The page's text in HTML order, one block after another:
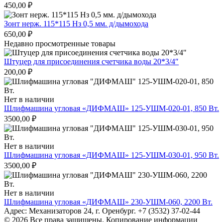
450,00 ₽
Зонт нерж. 115*115 Нз 0,5 мм. д/дымохода
650,00 ₽
Недавно просмотренные товары
Штуцер для присоединения счетчика воды 20*3/4″
200,00 ₽
Нет в наличии
Шлифмашина угловая «ДИФМАШ» 125-УШМ-020-01, 850 Вт.
3500,00 ₽
Нет в наличии
Шлифмашина угловая «ДИФМАШ» 125-УШМ-030-01, 950 Вт.
3500,00 ₽
Нет в наличии
Шлифмашина угловая «ДИФМАШ» 230-УШМ-060, 2200 Вт.
Адрес: Механизаторов 24, г. Оренбург. +7 (3532) 37-02-44
© 2026 Все права защищены. Копирование информации